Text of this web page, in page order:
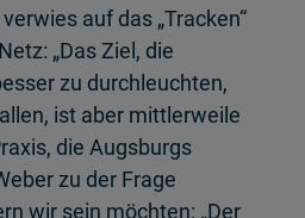
auf das „Tracken“
„Das Ziel, die
zu durchleuchten,
ist aber mittlerweile
die Augsburgs
zu der Frage
wir sein möchten: „Der